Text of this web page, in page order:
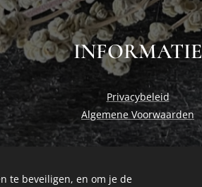
INFORMATIE
Privacybeleid
Algemene Voorwaarden
te beveiligen, en om je de